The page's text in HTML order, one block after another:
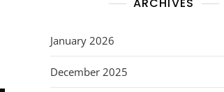
January 2026
December 2025